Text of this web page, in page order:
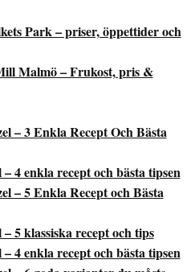
Park – priser, öppettider och
Malmö – Frukost, pris &
– 3 Enkla Recept Och Bästa
4 enkla recept och bästa tipsen
– 5 Enkla Recept och Bästa
5 klassiska recept och tips
4 enkla recept och bästa tipsen